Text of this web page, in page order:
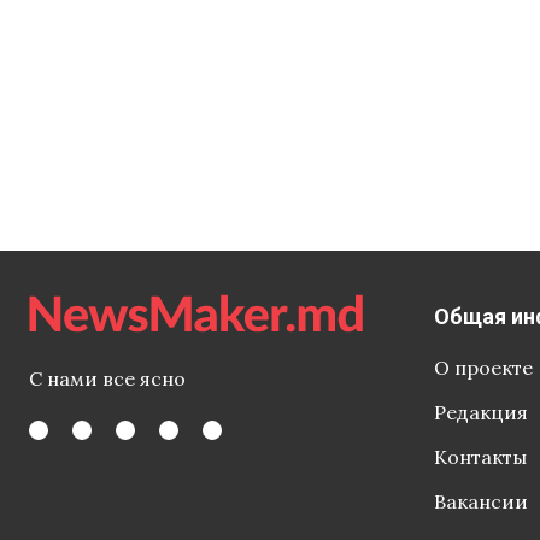
С нами все ясно
Общая
О проекте
Редакция
Контакты
Вакансии